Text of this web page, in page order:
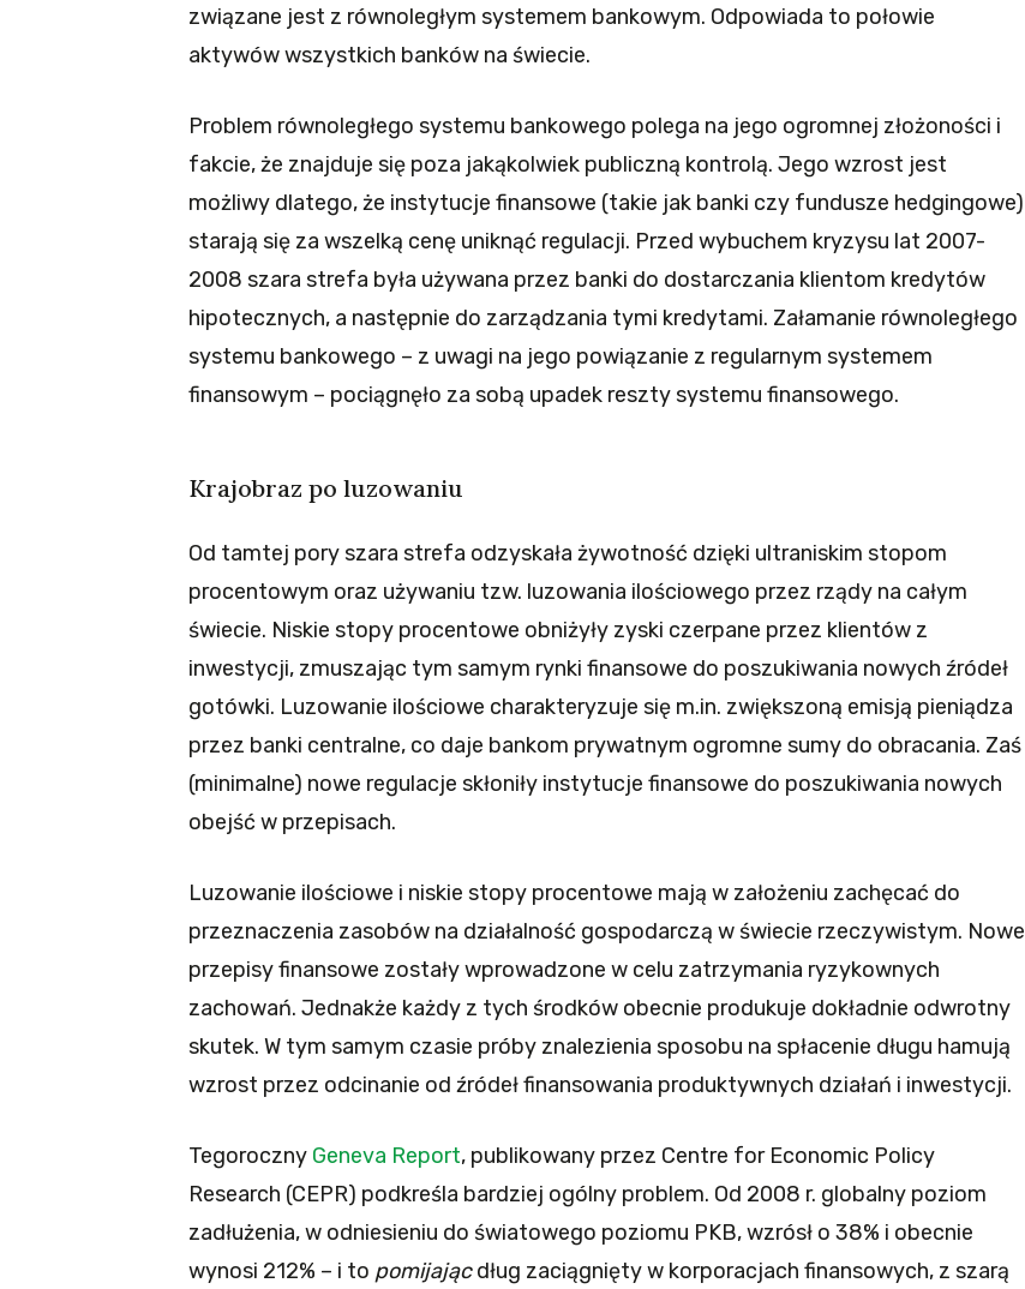
związane jest z równoległym systemem bankowym. Odpowiada to połowie
aktywów wszystkich banków na świecie.
Problem równoległego systemu bankowego polega na jego ogromnej złożoności i
fakcie, że znajduje się poza jakąkolwiek publiczną kontrolą. Jego wzrost jest
możliwy dlatego, że instytucje finansowe (takie jak banki czy fundusze hedgingowe)
starają się za wszelką cenę uniknąć regulacji. Przed wybuchem kryzysu lat 2007-
2008 szara strefa była używana przez banki do dostarczania klientom kredytów
hipotecznych, a następnie do zarządzania tymi kredytami. Załamanie równoległego
systemu bankowego – z uwagi na jego powiązanie z regularnym systemem
finansowym – pociągnęło za sobą upadek reszty systemu finansowego.
Krajobraz po luzowaniu
Od tamtej pory szara strefa odzyskała żywotność dzięki ultraniskim stopom
procentowym oraz używaniu tzw. luzowania ilościowego przez rządy na całym
świecie. Niskie stopy procentowe obniżyły zyski czerpane przez klientów z
inwestycji, zmuszając tym samym rynki finansowe do poszukiwania nowych źródeł
gotówki. Luzowanie ilościowe charakteryzuje się m.in. zwiększoną emisją pieniądza
przez banki centralne, co daje bankom prywatnym ogromne sumy do obracania. Zaś
(minimalne) nowe regulacje skłoniły instytucje finansowe do poszukiwania nowych
obejść w przepisach.
Luzowanie ilościowe i niskie stopy procentowe mają w założeniu zachęcać do
przeznaczenia zasobów na działalność gospodarczą w świecie rzeczywistym. Nowe
przepisy finansowe zostały wprowadzone w celu zatrzymania ryzykownych
zachowań. Jednakże każdy z tych środków obecnie produkuje dokładnie odwrotny
skutek. W tym samym czasie próby znalezienia sposobu na spłacenie długu hamują
wzrost przez odcinanie od źródeł finansowania produktywnych działań i inwestycji.
Tegoroczny Geneva Report, publikowany przez Centre for Economic Policy
Research (CEPR) podkreśla bardziej ogólny problem. Od 2008 r. globalny poziom
zadłużenia, w odniesieniu do światowego poziomu PKB, wzrósł o 38% i obecnie
wynosi 212% – i to pomijającdług zaciągnięty w korporacjach finansowych, z szarą